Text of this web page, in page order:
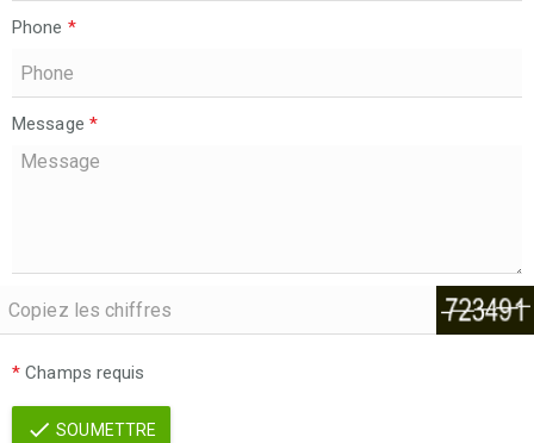
Phone *
Message *
* Champs requis
SOUMETTRE